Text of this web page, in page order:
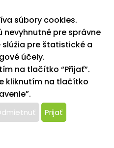
feed
r. o. | Všetky práva vyhradené
design by MFP
služieb,
súbory cookies.
nevyhnutné pre správne
pre štatistické a
účely.
na tlačítko “Přijať”.
kliknutím na tlačítko
Prijať